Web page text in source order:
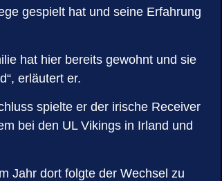
gespielt hat und seine Erfahrung
hat hier bereits gewohnt und sie
erläutert er.
spielte er der irische Receiver
bei den UL Vikings in Irland und
Jahr dort folgte der Wechsel zu